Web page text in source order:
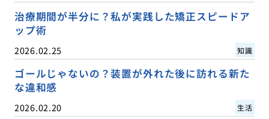
治療期間が半分に？私が実践した矯正スピードア
ップ術
2026.02.25 知識
ゴールじゃないの？装置が外れた後に訪れる新た
な違和感
2026.02.20 生活